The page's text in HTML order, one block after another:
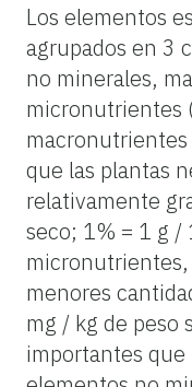
Los elementos
agrupados en 3
no minerales,
micronutrientes
que las plantas
relativamente
seco; 1% = 1 g /
menores
mg / kg de peso
importantes